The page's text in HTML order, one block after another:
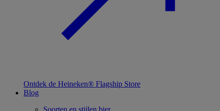
Ontdek de Heineken® Flagship Store
Blog
Soorten en stijlen bier